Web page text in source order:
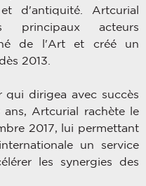
d'antiquité. Artcurial
acteurs
de l'Art et créé un
2013.
qui dirigea avec succès
Artcurial rachète le
2017, lui permettant
un service
les synergies des